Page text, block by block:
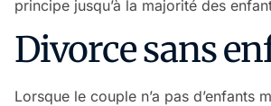
principe jusqu’à la majorité des
Divorce sans
Lorsque le couple n’a pas d’enfants